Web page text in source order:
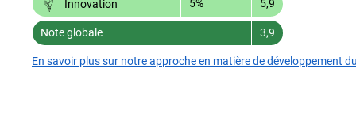
Innovation 5% 5,9
Note globale 3,9
En savoir plus sur notre approche en matière de développement